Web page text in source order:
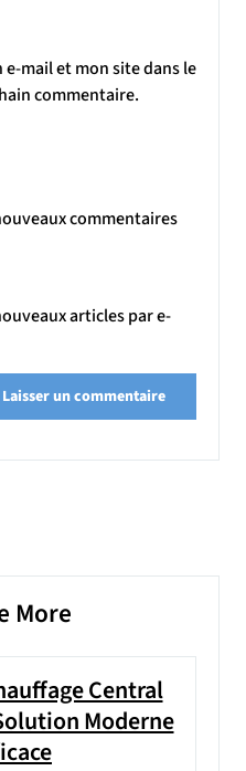
mail et mon site dans le
commentaire.
commentaires
articles par e-
More
Central
Moderne